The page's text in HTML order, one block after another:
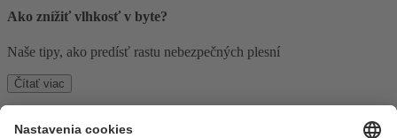
Ako znížiť vlhkosť v byte?
Naše tipy, ako predísť rastu nebezpečných plesní
Čítať viac
Odkazy